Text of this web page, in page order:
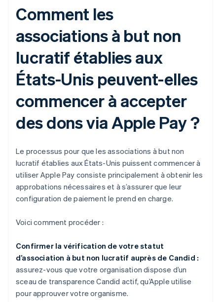
Comment les
associations à but non
lucratif établies aux
États-Unis peuvent-elles
commencer à accepter
des dons via Apple Pay ?
Le processus pour que les associations à but non
lucratif établies aux États-Unis puissent commencer à
utiliser Apple Pay consiste principalement à obtenir les
approbations nécessaires et à s’assurer que leur
configuration de paiement le prend en charge.
Voici comment procéder :
Confirmer la vérification de votre statut
d’association à but non lucratif auprès de Candid :
assurez-vous que votre organisation dispose d’un
sceau de transparence Candid actif, qu’Apple utilise
pour approuver votre organisme.